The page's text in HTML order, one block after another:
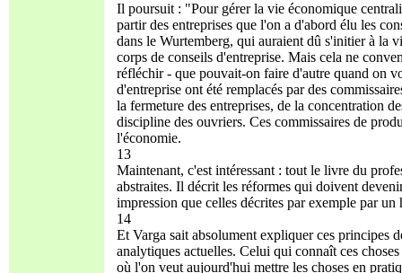
Il poursuit : "Pour gérer la vie économique
partir des entreprises que l'on a d'abord élu les
dans le Wurtemberg, qui auraient dû s'initier à la
corps de conseils d'entreprise. Mais cela ne
réfléchir - que pouvait-on faire d'autre quand on
d'entreprise ont été remplacés par des
la fermeture des entreprises, de la concentration
discipline des ouvriers. Ces commissaires de
l'économie.
13
Maintenant, c'est intéressant : tout le livre du
abstraites. Il décrit les réformes qui doivent
impression que celles décrites par exemple par
14
Et Varga sait absolument expliquer ces principes
analytiques actuelles. Celui qui connaît ces
où l'on veut aujourd'hui mettre les choses en